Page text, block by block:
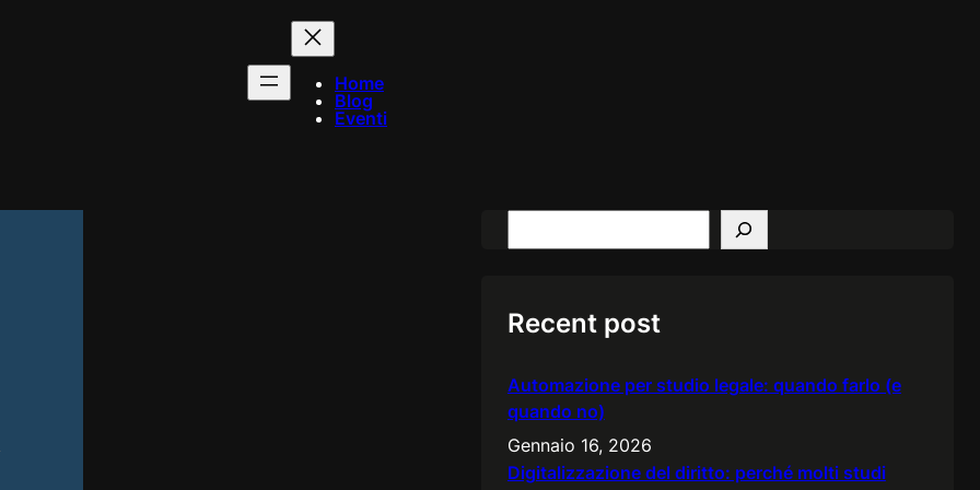
Home
Blog
Eventi
e
c
Recent post
Automazione per studio legale: quando farlo (e
quando no)
Gennaio 16, 2026
Digitalizzazione del diritto: perché molti studi